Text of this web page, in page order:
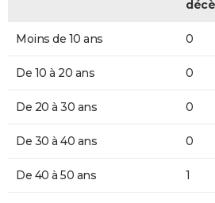
Moins de 10 ans 0
De 10 à 20 ans 0
De 20 à 30 ans 0
De 30 à 40 ans 0
De 40 à 50 ans 1